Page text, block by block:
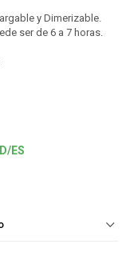
y Dimerizable.
ser de 6 a 7 horas.
ES